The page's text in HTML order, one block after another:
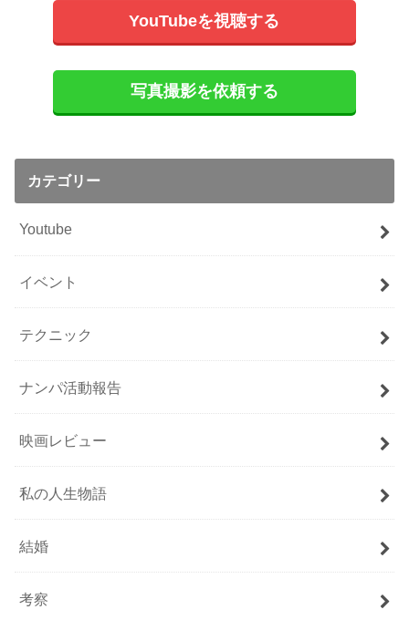
YouTubeを視聴する
写真撮影を依頼する
カテゴリー
Youtube
イベント
テクニック
ナンパ活動報告
映画レビュー
私の人生物語
結婚
考察